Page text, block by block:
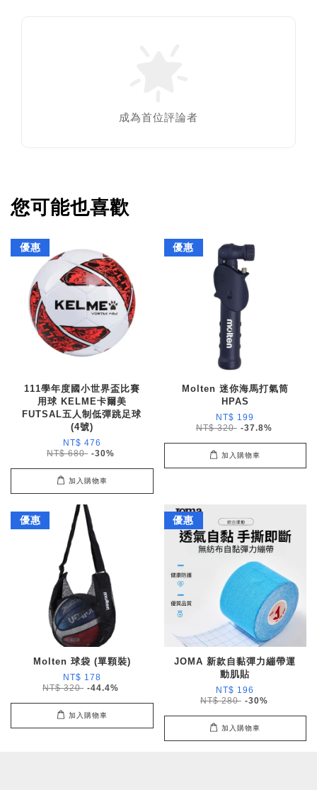
成為首位評論者
您可能也喜歡
優惠
111學年度國小世界盃比賽
用球 KELME卡爾美
FUTSAL五人制低彈跳足球
(4號)
NT$ 476
NT$ 680 -30%
加入購物車
優惠
Molten 迷你海馬打氣筒
HPAS
NT$ 199
NT$ 320 -37.8%
加入購物車
優惠
Molten 球袋 (單顆裝)
NT$ 178
NT$ 320 -44.4%
加入購物車
優惠
JOMA 新款自黏彈力繃帶運
動肌貼
NT$ 196
NT$ 280 -30%
加入購物車